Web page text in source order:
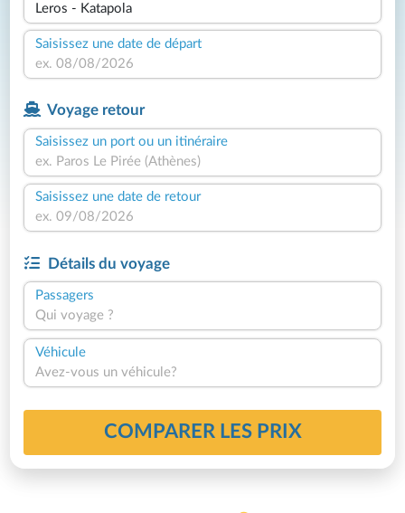
Saisissez une date de départ
Voyage retour
Saisissez un port ou un itinéraire
Saisissez une date de retour
Détails du voyage
Passagers
Qui voyage ?
Véhicule
Avez-vous un véhicule?
COMPARER LES PRIX